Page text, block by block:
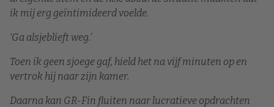
ik mij erg geïntimideerd voelde.
‘Ga alsjeblieft weg.’
Toen ik geen sjoege gaf, hield het na vijf minuten op en
vertrok hij naar zijn kamer.
Daarna kan GR-Fin fluiten naar lucratieve opdrachten